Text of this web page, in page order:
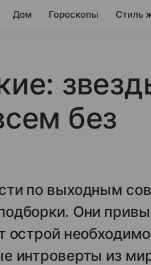
Дом Гороскопы Стиль
без
по выходным
Они
острой
интроверты из